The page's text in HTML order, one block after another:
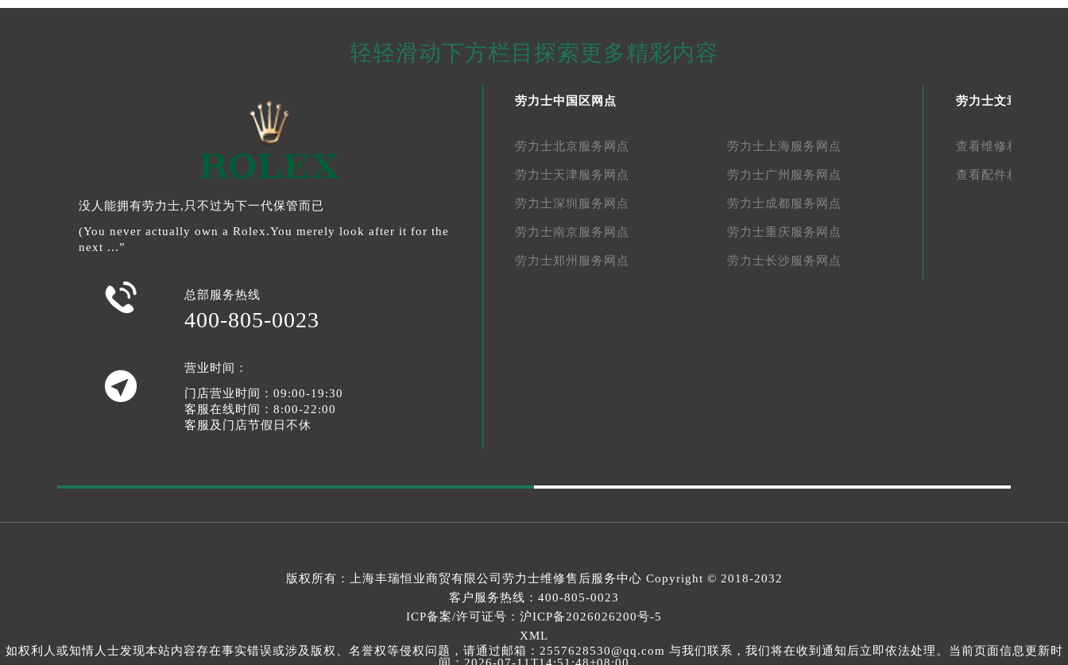
轻轻滑动下方栏目探索更多精彩内容
没人能拥有劳力士,只不过为下一代保管而已
(You never actually own a Rolex.You merely look after it for the
next ...”
 总部服务热线
400-805-0023

营业时间：
门店营业时间：09:00-19:30
客服在线时间：8:00-22:00
客服及门店节假日不休
劳力士中国区网点
劳力士北京服务网点 劳力士上海服务网点
劳力士天津服务网点 劳力士广州服务网点
劳力士深圳服务网点 劳力士成都服务网点
劳力士南京服务网点 劳力士重庆服务网点
劳力士郑州服务网点 劳力士长沙服务网点
劳力士文章库
查看维修相关文章
查看配件相关文章
版权所有：上海丰瑞恒业商贸有限公司 劳力士维修售后服务中心 Copyright © 2018-2032
客户服务热线： 400-805-0023
ICP备案/许可证号：沪ICP备2026026200号-5
XML
如权利人或知情人士发现本站内容存在事实错误或涉及版权、名誉权等侵权问题，请通过邮箱：2557628530@qq.com 与我们联系，我们将在收到通知后立即依法处理。当前页面信息更新时